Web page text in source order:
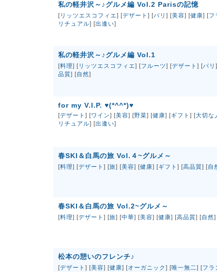
私の軽井沢～♪グルメ編 Vol.2 Parisの記憶
[リッツエスコフィエ] [デザート ] [パリ ] [美容] [健康] [フ
リチュアル] [出逢い]
私の軽井沢～♪グルメ編 Vol.1
[料理] [リッツエスコフィエ] [フルーツ] [デザート ] [パリ
品質] [自然]
for my V.I.P. ♥(*^^*)♥
[デザート ] [ワイン] [美容] [野菜] [健康] [ギフト ] [大切な
リチュアル] [出逢い]
春SKI＆白馬の旅 Vol.４~グルメ～
[料理] [デザート ] [旅] [美容] [健康] [ギフト ] [高品質] [自
春SKI＆白馬の旅 Vol.2~グルメ～
[料理] [デザート ] [旅] [中華] [美容] [健康] [高品質] [自然]
松本の憩いのフレンチ♪
[デザート ] [美容] [健康] [オーガニック ] [唯一無二] [フラ